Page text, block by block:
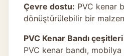
Çevre dostu: PVC kenar
dönüştürülebilir bir
PVC Kenar Bandı
PVC kenar bandı,